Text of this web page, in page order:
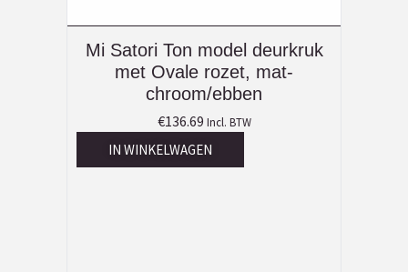
Mi Satori Ton model deurkruk
met Ovale rozet, mat-
chroom/ebben
€136.69 Incl. BTW
IN WINKELWAGEN